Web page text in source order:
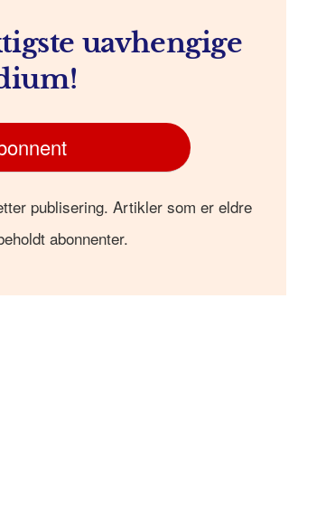
uavhengige
publisering. Artikler som er eldre
abonnenter.